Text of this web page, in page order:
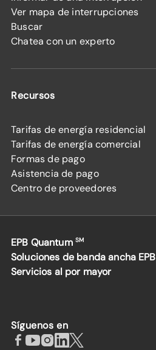
Ver mapa de interrupciones
Buscar
Chatea con un experto
Recursos
Tarifas de energía residencial
Tarifas de energía comercial
Formas de pago
Asistencia de pago
Centro de proveedores
EPB Quantum SM
Soluciones de banda ancha EPB
Servicios al por mayor
Síguenos en